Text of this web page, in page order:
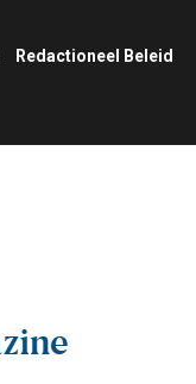
Redactioneel Beleid